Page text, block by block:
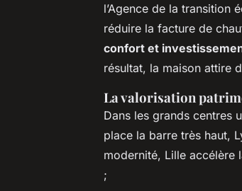
l’Agence de la transition
réduire la facture de
confort et
résultat, la maison attire
La valorisation
Dans les grands centres
place la barre très haut,
modernité, Lille accélère
;